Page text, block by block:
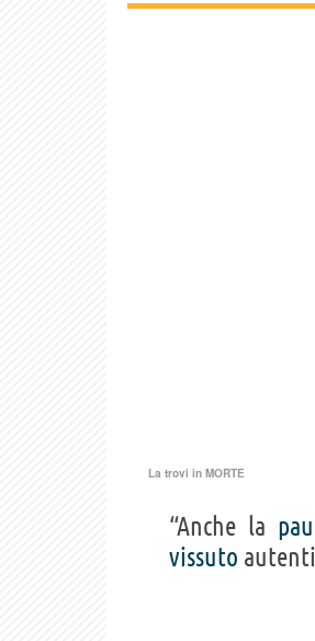
La trovi in MORTE
“Anche la
vissuto